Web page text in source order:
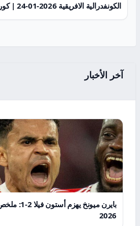
الكونفدرالية الافريقية 2026-01-24 | كورة لايف
آخر الأخبار
بايرن ميونخ
2026